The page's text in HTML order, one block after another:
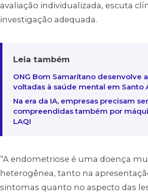
avaliação individualizada, escuta
investigação adequada.
Leia também
ONG Bom Samaritano desenvolve
voltadas à saúde mental em Santo
Na era da IA, empresas precisam ser
compreendidas também por
LAQI
“A endometriose é uma doença
heterogênea, tanto na
sintomas quanto no aspecto das